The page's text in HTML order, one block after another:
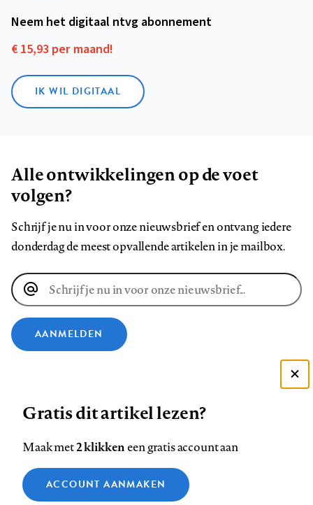
Neem het digitaal ntvg abonnement
€ 15,93 per maand!
IK WIL DIGITAAL
Alle ontwikkelingen op de voet
volgen?
Schrijf je nu in voor onze nieuwsbrief en ontvang iedere
donderdag de meest opvallende artikelen in je mailbox.
E-
mailadres
AANMELDEN
ons
op
Facebook
ons
op
LinkedIn
ons
op
Bluesky
ons
op
Instagram
ons
op
YouTube
ons
Footer
Contact Colofon Disclaimer Privacy
Medische vragen verdienen
Gratis dit artikel lezen?
Maak met2 klikkeneen gratis account aan
ACCOUNT AANMAKEN
Zie onze cookie policy
Analytische cookies